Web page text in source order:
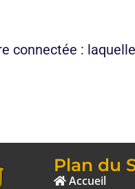
connectée :
Plan du
Accueil